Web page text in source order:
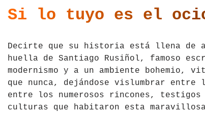
Macedonia del Norte
País de Gales
Portugal
Polonia
Si lo tuyo es el
Decirte que su historia está llena de
huella de Santiago Rusiñol, famoso
modernismo y a un ambiente bohemio,
que nunca, dejándose vislumbrar
entre los numerosos rincones,
culturas que habitaron esta